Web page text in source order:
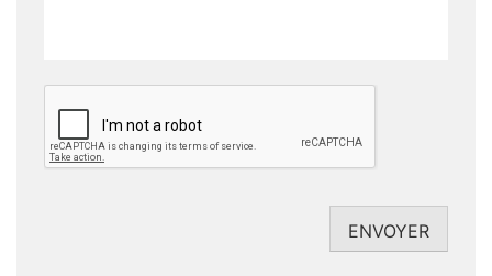
ENVOYER